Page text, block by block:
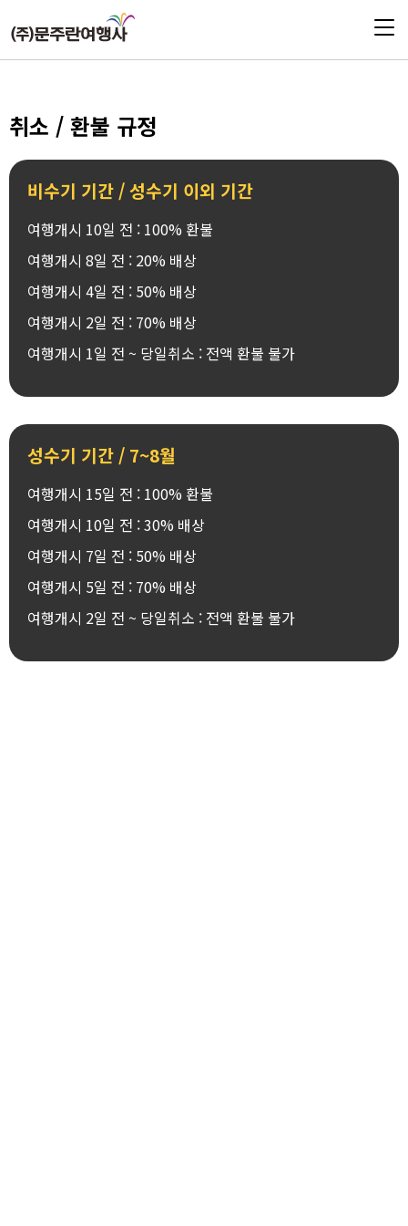
취소 / 환불 규정
비수기 기간 / 성수기 이외 기간
여행개시 10일 전 : 100% 환불
여행개시 8일 전 : 20% 배상
여행개시 4일 전 : 50% 배상
여행개시 2일 전 : 70% 배상
여행개시 1일 전 ~ 당일취소 : 전액 환불 불가
성수기 기간 / 7~8월
여행개시 15일 전 : 100% 환불
여행개시 10일 전 : 30% 배상
여행개시 7일 전 : 50% 배상
여행개시 5일 전 : 70% 배상
여행개시 2일 전 ~ 당일취소 : 전액 환불 불가